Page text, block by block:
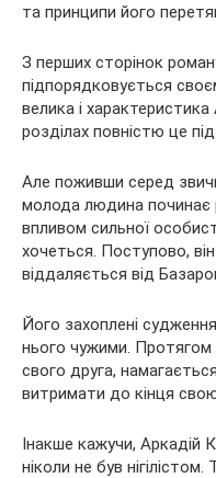
та принципи його
З перших сторінок
підпорядковується
велика і
розділах повністю це
Але поживши серед
молода людина починає
впливом сильної
хочеться. Поступово,
віддаляється від
Його захоплені
нього чужими. Протягом
свого друга,
витримати до кінця свою
Інакше кажучи, Аркадій
ніколи не був